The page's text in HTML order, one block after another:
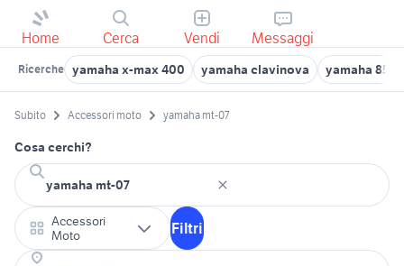
Home Cerca Vendi Messaggi
Ricerche yamaha x-max 400 yamaha clavinova yamaha 85
Subito Accessori moto yamaha mt-07
Cosa cerchi?
Accessori
Moto
Filtri